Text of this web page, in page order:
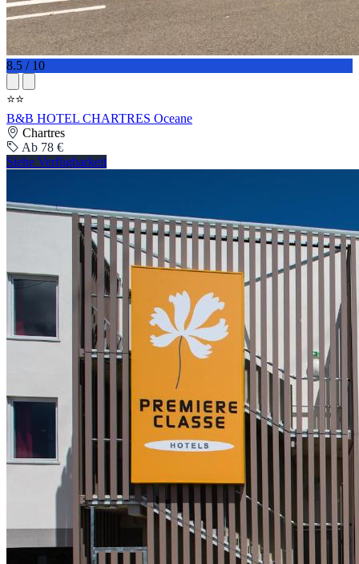
8.5 / 10
⭐⭐
B&B HOTEL CHARTRES Oceane
Chartres
Ab 78 €
Siehe Verfügbarkeit